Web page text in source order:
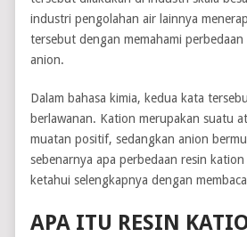
industri pengolahan air lainnya
tersebut dengan memahami
anion.
Dalam bahasa kimia, kedua kata
berlawanan. Kation merupakan suatu
muatan positif, sedangkan anion
sebenarnya apa perbedaan resin
ketahui selengkapnya dengan
APA ITU RESIN